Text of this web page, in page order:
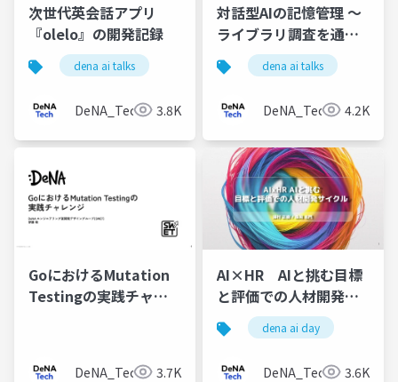
次世代英会話アプリ
『olelo』の開発記録
dena ai talks
DeNA_Tech 3.8K
対話型AIの記憶管理 〜
ライブラリ調査を通し
て〜
dena ai talks
DeNA_Tech 4.2K
GoにおけるMutation
Testingの実践チャレ
DeNA_Tech 3.7K
AI×HR AIと挑む目標
と評価での人材開発サ
イクルdena ai day
DeNA_Tech 3.6K